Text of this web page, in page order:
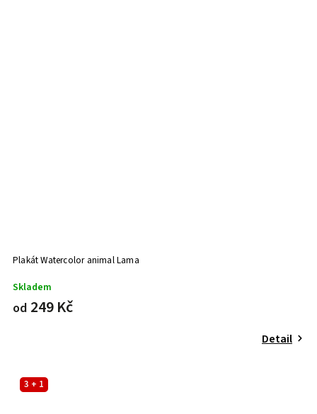
Plakát Watercolor animal Lama
Skladem
od 249 Kč
Detail
3 + 1